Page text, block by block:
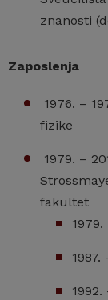
znanosti
Zaposlenja
1976. –
fizike
1979. –
fakultet